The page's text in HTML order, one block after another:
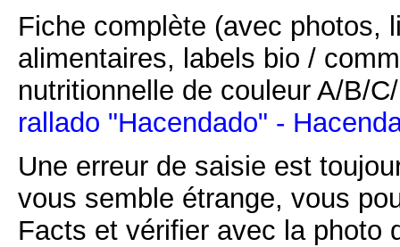
Fiche complète (avec photos,
alimentaires, labels bio /
nutritionnelle de couleur A/B/
rallado "Hacendado" -
Une erreur de saisie est
vous semble étrange, vous
Facts et vérifier avec la photo